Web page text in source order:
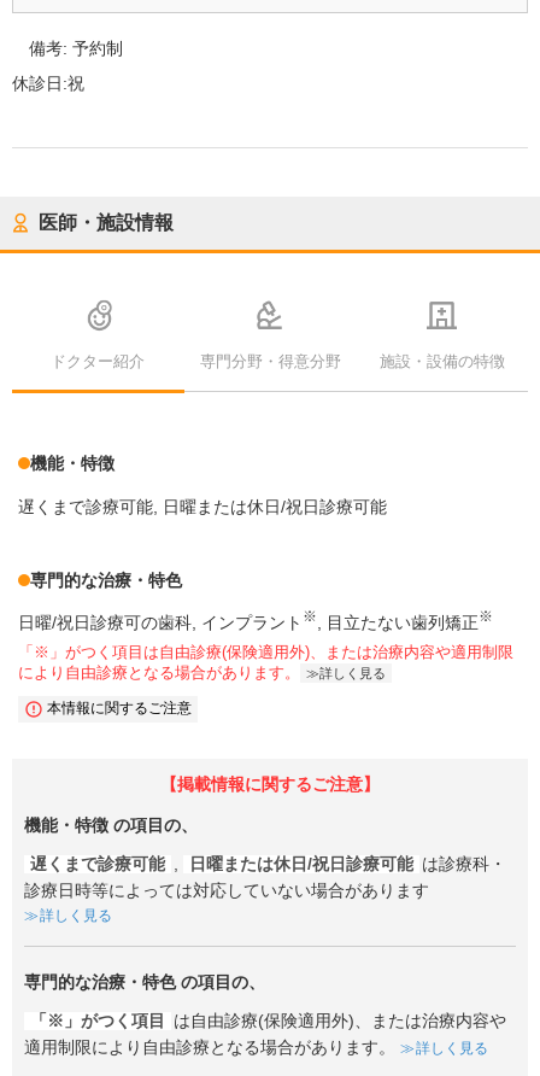
備考:予約制
休診日:祝
医師・施設情報
ドクター紹介 専門分野・得意分野 施設・設備の特徴
機能・特徴
遅くまで診療可能 日曜または休日/祝日診療可能
専門的な治療・特色
日曜/祝日診療可の歯科 インプラント ※ 目立たない歯列矯正※
「※」がつく項目は自由診療(保険適用外)、または治療内容や適用制限
により自由診療となる場合があります。
詳しく見る
本情報に関するご注意
【掲載情報に関するご注意】
機能・特徴 の項目の、
遅くまで診療可能 , 日曜または休日/祝日診療可能 は診療科・
診療日時等によっては対応していない場合があります
詳しく見る
専門的な治療・特色の項目の、
「※」がつく項目
は自由診療(保険適用外)、または治療内容や
適用制限により自由診療となる場合があります。
詳しく見る